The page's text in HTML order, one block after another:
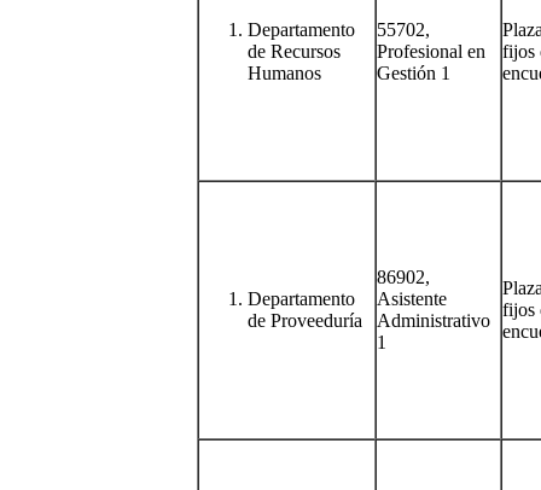
Departamento
de Recursos
Humanos
55702,
Profesional en
Gestión 1
fijos
Departamento
de Proveeduría
86902,
Asistente
Administrativo
1
fijos